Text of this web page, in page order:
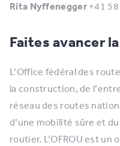
Rita Nyffenegger+41 58
Faites avancer
L’Office fédéral des
la construction, de
réseau des routes
d’une mobilité sûre et
routier. L’OFROU est